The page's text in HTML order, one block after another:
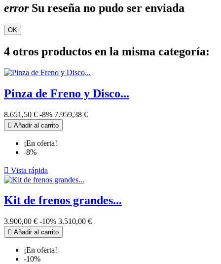
errorSu reseña no pudo ser enviada
OK
4 otros productos en la misma categoría:
Pinza de Freno y Disco...
8.651,50 € -8% 7.959,38 €
 Añadir al carrito
¡En oferta!
-8%
 Vista rápida
Kit de frenos grandes...
3.900,00 € -10% 3.510,00 €
 Añadir al carrito
¡En oferta!
-10%